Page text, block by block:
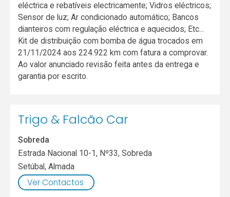
eléctrica e rebatíveis electricamente; Vidros eléctricos;
Sensor de luz; Ar condicionado automático; Bancos
dianteiros com regulação eléctrica e aquecidos; Etc...
Kit de distribuição com bomba de água trocados em
21/11/2024 aos 224.922 km com fatura a comprovar.
Ao valor anunciado revisão feita antes da entrega e
garantia por escrito.
Trigo & Falcão Car
Sobreda
Estrada Nacional 10-1, Nº33, Sobreda
Setúbal,Almada
Ver Contactos